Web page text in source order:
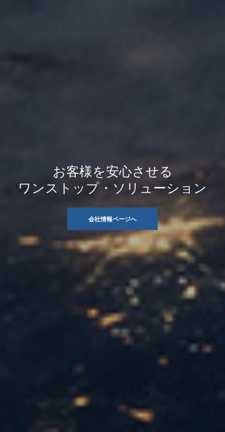
お客様を安心させる
ワンストップ・ソリューション
会社情報ページへ